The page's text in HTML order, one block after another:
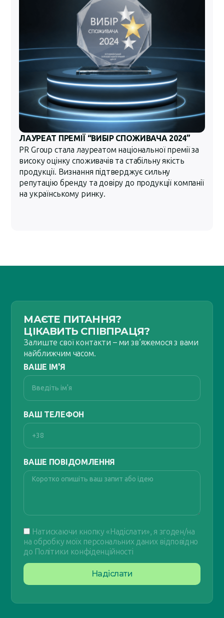
ЛАУРЕАТ ПРЕМІЇ “ВИБІР СПОЖИВАЧА 2024”
PR Group стала лауреатом національної премії за
високу оцінку споживачів та стабільну якість
продукції. Визнання підтверджує сильну
репутацію бренду та довіру до продукції компанії
на українському ринку.
МАЄТЕ ПИТАННЯ?
ЦІКАВИТЬ СПІВПРАЦЯ?
Залиште свої контакти – ми зв’яжемося з вами
найближчим часом.
ВАШЕ ІМ'Я
ВАШ ТЕЛЕФОН
ВАШЕ ПОВІДОМЛЕННЯ
Натискаючи кнопку «Надіслати», я згоден/на
на обробку моїх персональних даних відповідно
до Політики конфіденційності